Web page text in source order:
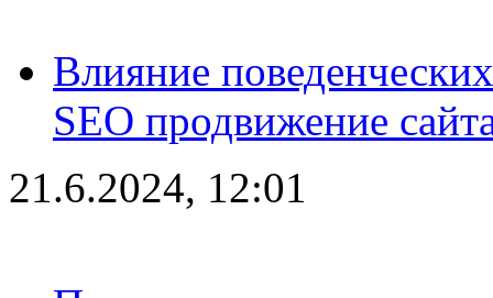
Влияние
SEO продвижение
21.6.2024, 12:01